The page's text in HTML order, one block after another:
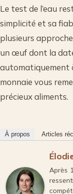
Le test de l’eau
simplicité et sa
plusieurs
un œuf dont la
automatiquement
monnaie vous
précieux aliments.
À propos Articles
Après